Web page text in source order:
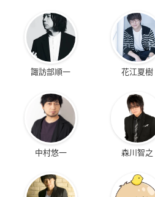
諏訪部順一 花江夏樹
中村悠一 森川智之